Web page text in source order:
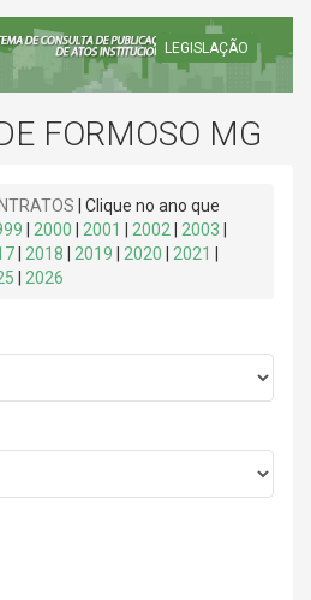
LEGISLAÇÃO
FORMOSO MG
| Clique no ano que
2000 2001 2002 2003
2018 2019 2020 2021
2026